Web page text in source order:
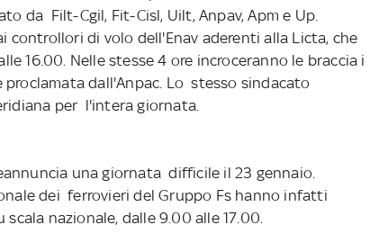
da Filt-Cgil, Fit-Cisl, Uilt, Anpav, Apm e Up.
controllori di volo dell'Enav aderenti alla Licta, che
16.00. Nelle stesse 4 ore incroceranno le braccia i
dall'Anpac. Lo stesso sindacato
per l'intera giornata.
una giornata difficile il 23 gennaio.
dei ferrovieri del Gruppo Fs hanno infatti
nazionale, dalle 9.00 alle 17.00.